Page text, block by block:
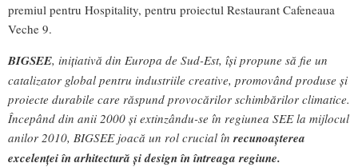
premiul pentru Hospitality, pentru proiectul Restaurant Cafeneaua
Veche 9.
BIGSEE, inițiativă din Europa de Sud-Est, își propune să fie un
catalizator global pentru industriile creative, promovând produse și
proiecte durabile care răspund provocărilor schimbărilor climatice.
Începând din anii 2000 și extinzându-se în regiunea SEE la mijlocul
anilor 2010, BIGSEE joacă un rol crucial în recunoașterea
excelenței în arhitectură și design în întreaga regiune.